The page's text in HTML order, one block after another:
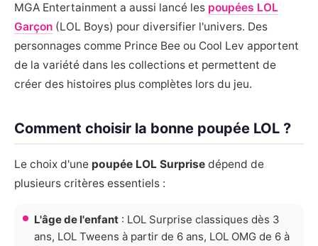
MGA Entertainment a aussi lancé les poupées LOL
Garçon (LOL Boys) pour diversifier l'univers. Des
personnages comme Prince Bee ou Cool Lev apportent
de la variété dans les collections et permettent de
créer des histoires plus complètes lors du jeu.
Comment choisir la bonne poupée LOL ?
Le choix d'une poupée LOL Surprise dépend de
plusieurs critères essentiels :
L'âge de l'enfant : LOL Surprise classiques dès 3
ans, LOL Tweens à partir de 6 ans, LOL OMG de 6 à